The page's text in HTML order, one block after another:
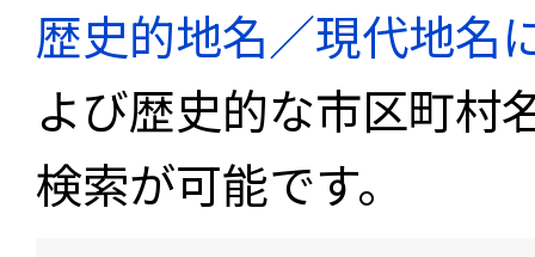
歴史的地名／現代地名
よび歴史的な市区町村
検索が可能です。